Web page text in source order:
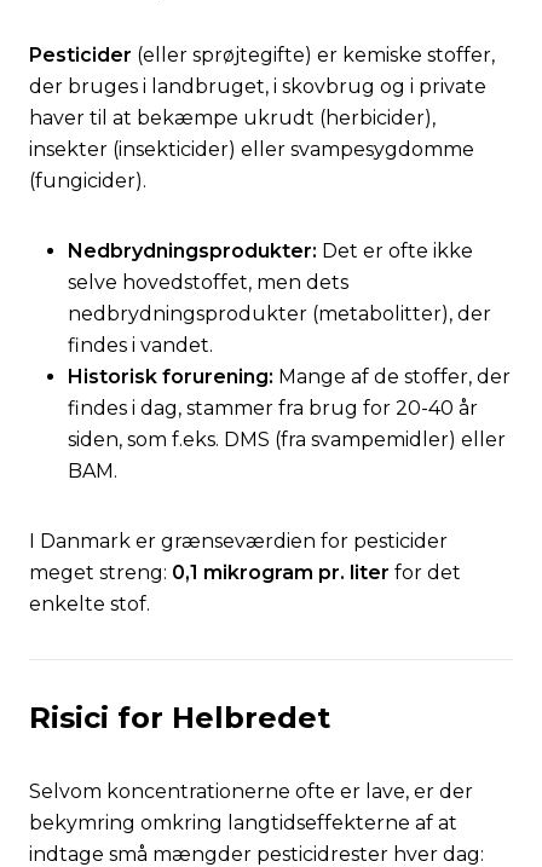
Pesticider (eller sprøjtegifte) er kemiske stoffer,
der bruges i landbruget, i skovbrug og i private
haver til at bekæmpe ukrudt (herbicider),
insekter (insekticider) eller svampesygdomme
(fungicider).
Nedbrydningsprodukter: Det er ofte ikke
selve hovedstoffet, men dets
nedbrydningsprodukter (metabolitter), der
findes i vandet.
Historisk forurening: Mange af de stoffer, der
findes i dag, stammer fra brug for 20-40 år
siden, som f.eks. DMS (fra svampemidler) eller
BAM.
I Danmark er grænseværdien for pesticider
meget streng: 0,1 mikrogram pr. liter for det
enkelte stof.
Risici for Helbredet
Selvom koncentrationerne ofte er lave, er der
bekymring omkring langtidseffekterne af at
indtage små mængder pesticidrester hver dag: